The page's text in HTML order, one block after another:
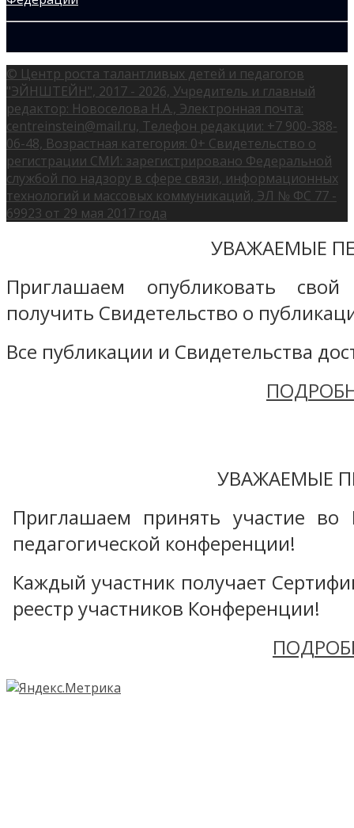
© Центр роста талантливых детей и педагогов
"ЭЙНШТЕЙН", 2017 - 2026, Учредитель и главный
редактор: Новоселова Н.А., Электронная почта:
centreinstein@mail.ru, Телефон редакции: +7 900-388-
06-48, Возрастная категория: 0+ Свидетельство о
регистрации СМИ: зарегистрировано Федеральной
службой по надзору в сфере связи, информационных
технологий и массовых коммуникаций, ЭЛ № ФС 77 -
69923 от 29 мая 2017 года
УВАЖАЕМЫЕ
Приглашаем опубликовать
получить Свидетельство о
Все публикации и Свидетельства
УВАЖАЕМЫЕ
Приглашаем принять участие во
педагогической конференции!
Каждый участник получает
реестр участников Конференции!